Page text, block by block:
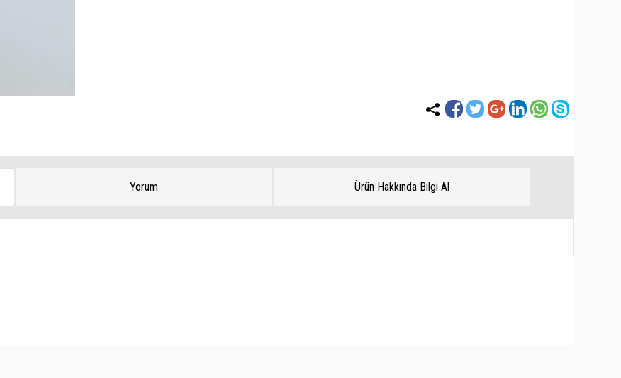
Yorum Ürün Hakkında Bilgi Al